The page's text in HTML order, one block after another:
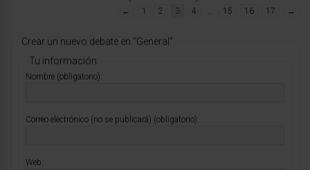
←
1 2 3 4 … 15 16 17 →
Crear un nuevo debate en “General”
Tu información:
Nombre (obligatorio):
Correo electrónico (no se publicará) (obligatorio):
Web: